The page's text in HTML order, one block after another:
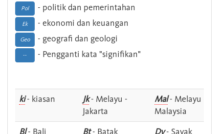
Pol - politik dan pemerintahan
Ek - ekonomi dan keuangan
Geo - geografi dan geologi
-- - Pengganti kata "signifikan"
ki- kiasan Jk- Melayu -
Jakarta
Mal- Melayu -
Malaysia
Bl- Bali Bt- Batak Dy- Sayak